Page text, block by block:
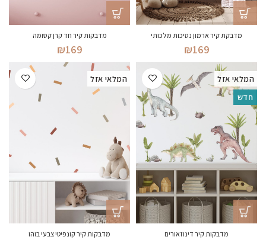
מדבקת קיר ארמון נסיכות מלכותי
₪169
מדבקות קיר חד קרן קסומה
₪169
המלאי אזל
חדש
מדבקות קיר דינוזאורים
המלאי אזל
מדבקות קיר קונפיטי צבעי בוהו